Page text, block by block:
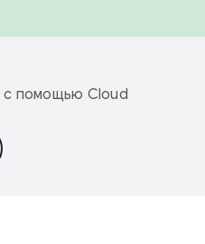
с помощью Cloud